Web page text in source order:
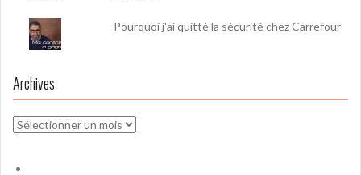
Pourquoi j'ai quitté la sécurité chez Carrefour
Archives
Archives